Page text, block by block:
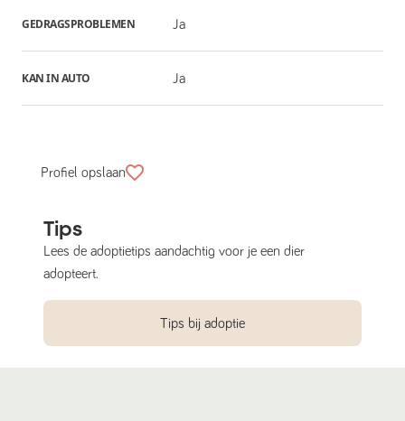
GEDRAGSPROBLEMEN Ja
KAN IN AUTO Ja
Profiel opslaan
Tips
Lees de adoptietips aandachtig voor je een dier
adopteert.
Tips bij adoptie